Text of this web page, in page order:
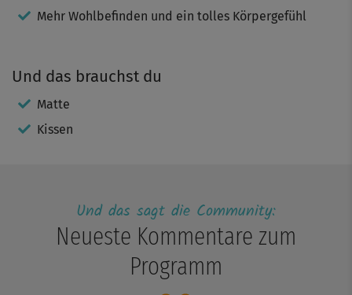
Mehr Wohlbefinden und ein tolles Körpergefühl
Und das brauchst du
Matte
Kissen
Und das sagt die Community:
Neueste Kommentare zum
Programm